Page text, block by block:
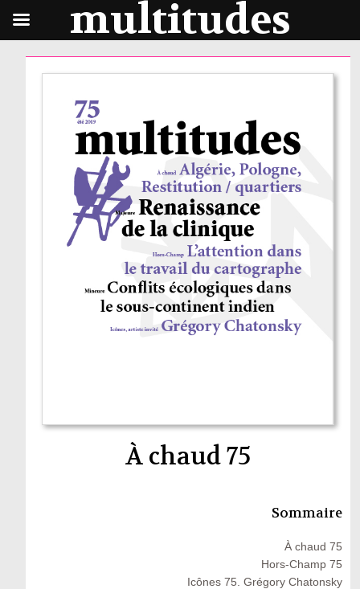
À chaud 75
Sommaire
À chaud 75
Hors-Champ 75
Icônes 75. Grégory Chatonsky
multitudes